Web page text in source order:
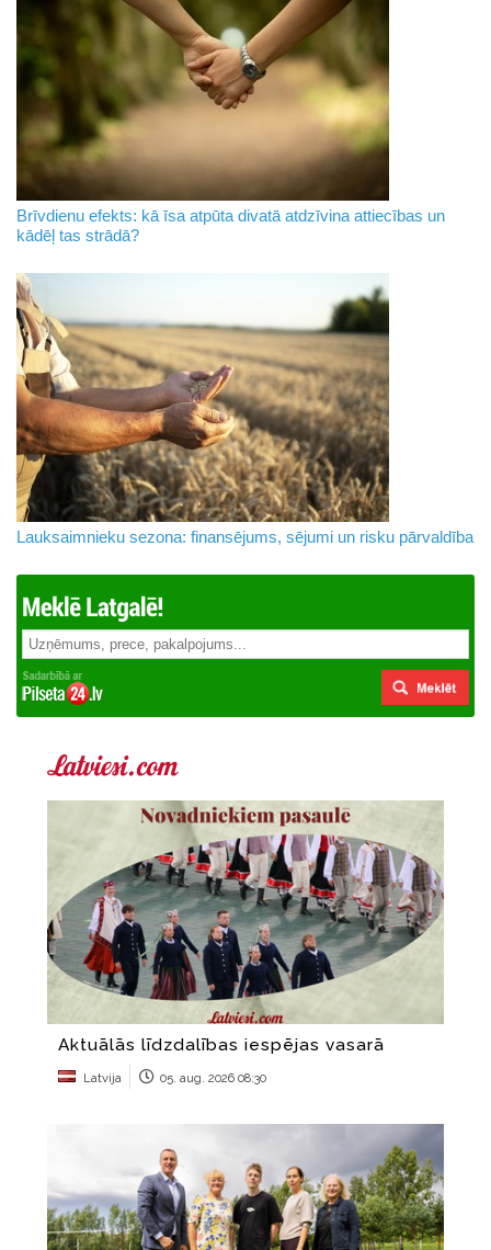
Brīvdienu efekts: kā īsa atpūta divatā atdzīvina attiecības un
kādēļ tas strādā?
Lauksaimnieku sezona: finansējums, sējumi un risku pārvaldība